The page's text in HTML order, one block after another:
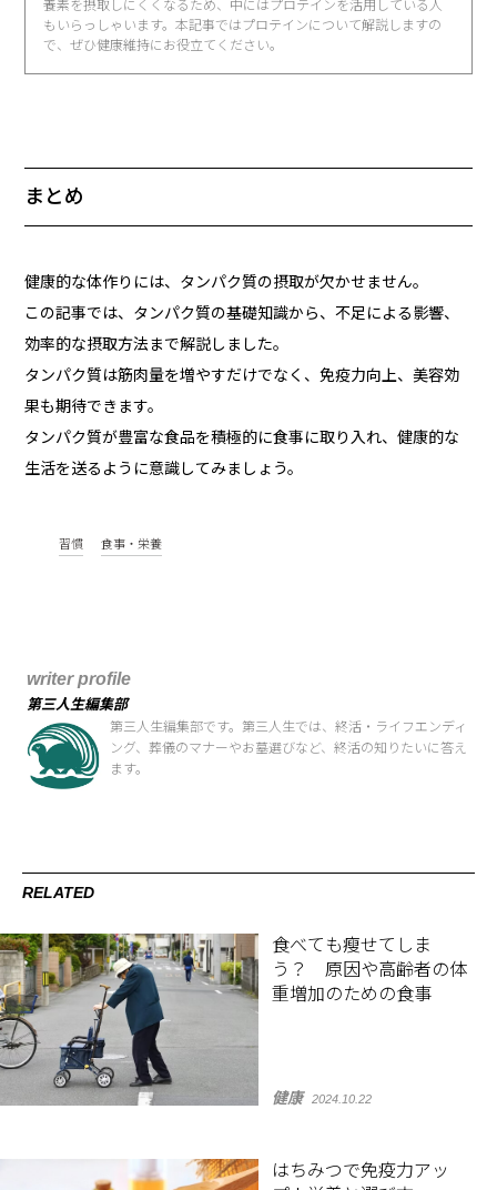
養素を摂取しにくくなるため、中にはプロテインを活用している人
もいらっしゃいます。本記事ではプロテインについて解説しますの
で、ぜひ健康維持にお役立てください。
まとめ
健康的な体作りには、タンパク質の摂取が欠かせません。
この記事では、タンパク質の基礎知識から、不足による影響、
効率的な摂取方法まで解説しました。
タンパク質は筋肉量を増やすだけでなく、免疫力向上、美容効
果も期待できます。
タンパク質が豊富な食品を積極的に食事に取り入れ、健康的な
生活を送るように意識してみましょう。
習慣 食事・栄養
writer profile
第三人生編集部
第三人生編集部です。第三人生では、終活・ライフエンディ
ング、葬儀のマナーやお墓選びなど、終活の知りたいに答え
ます。
RELATED
食べても瘦せてしま
う？ 原因や高齢者の体
重増加のための食事
健康 2024.10.22
はちみつで免疫力アッ